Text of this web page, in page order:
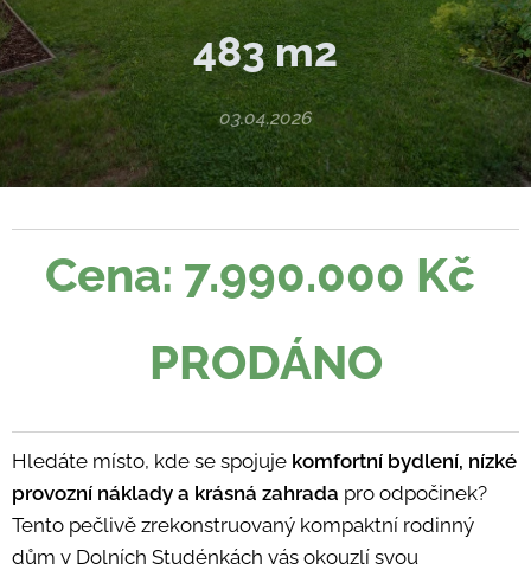
483 m2
03.04.2026
Cena: 7.990.000 Kč
PRODÁNO
Hledáte místo, kde se spojuje komfortní bydlení, nízké
provozní náklady a krásná zahrada pro odpočinek?
Tento pečlivě zrekonstruovaný kompaktní rodinný
dům v Dolních Studénkách vás okouzlí svou